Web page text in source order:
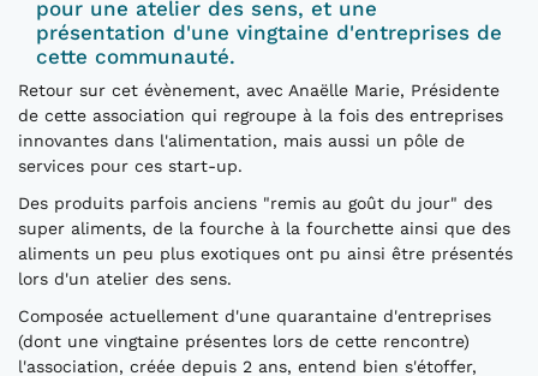
pour une atelier des sens, et une
présentation d'une vingtaine d'entreprises de
cette communauté.
Retour sur cet évènement, avec Anaëlle Marie, Présidente
de cette association qui regroupe à la fois des entreprises
innovantes dans l'alimentation, mais aussi un pôle de
services pour ces start-up.
Des produits parfois anciens "remis au goût du jour" des
super aliments, de la fourche à la fourchette ainsi que des
aliments un peu plus exotiques ont pu ainsi être présentés
lors d'un atelier des sens.
Composée actuellement d'une quarantaine d'entreprises
(dont une vingtaine présentes lors de cette rencontre)
l'association, créée depuis 2 ans, entend bien s'étoffer,